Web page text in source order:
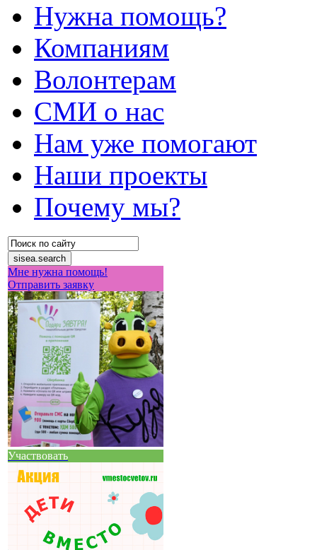
Нужна помощь?
Компаниям
Волонтерам
СМИ о нас
Нам уже помогают
Наши проекты
Почему мы?
Мне нужна помощь!
Отправить заявку
Участвовать